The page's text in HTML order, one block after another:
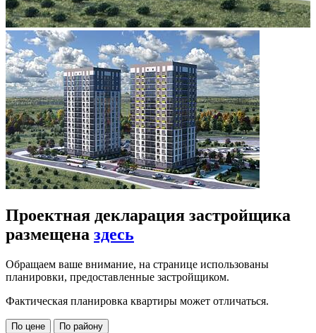
Проектная декларация застройщика
размещена здесь
Обращаем ваше внимание, на странице использованы
планировки, предоставленные застройщиком.
Фактическая планировка квартиры может отличаться.
По цене По району